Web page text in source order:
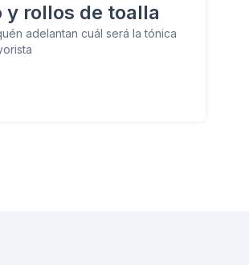
y rollos de toalla
adelantan cuál será la tónica